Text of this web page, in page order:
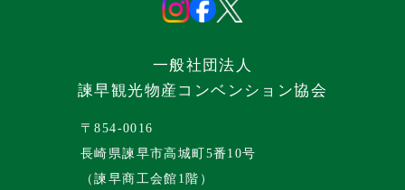
一般社団法人
諫早観光物産コンベンション協会
〒854-0016
長崎県諫早市高城町5番10号
（諫早商工会館1階）